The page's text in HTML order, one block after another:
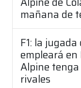
mañana de
F1: la
empleará
Alpine
rivales